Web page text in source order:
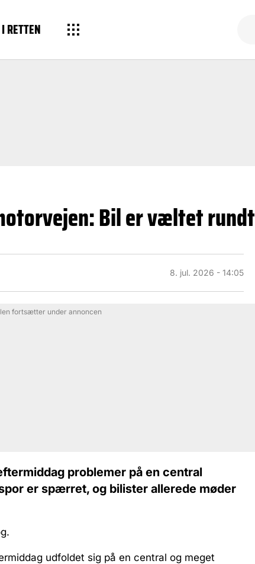
RETTEN
Bil er væltet rundt
8. jul. 2026 - 14:05
fortsætter under annoncen
problemer på en central
er spærret, og bilister allerede møder
udfoldet sig på en central og meget